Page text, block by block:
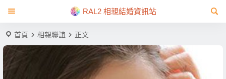
RAL2 相親結婚資訊站
首頁 相親聯誼 正文